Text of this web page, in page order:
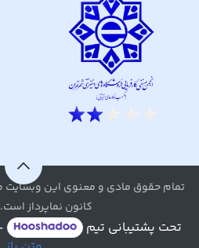
تمام حقوق مادی و معنوی این وبسایت
کانون نماپرداز است. ©
تحت پشتیبانی تیم